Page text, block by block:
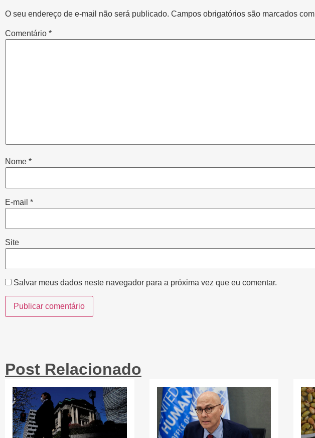
O seu endereço de e-mail não será publicado. Campos obrigatórios são marcados com
Comentário *
Nome *
E-mail *
Site
Salvar meus dados neste navegador para a próxima vez que eu comentar.
Post Relacionado